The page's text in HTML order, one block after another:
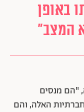
באופן
המצב"
"הם מנסים
האלה, והם